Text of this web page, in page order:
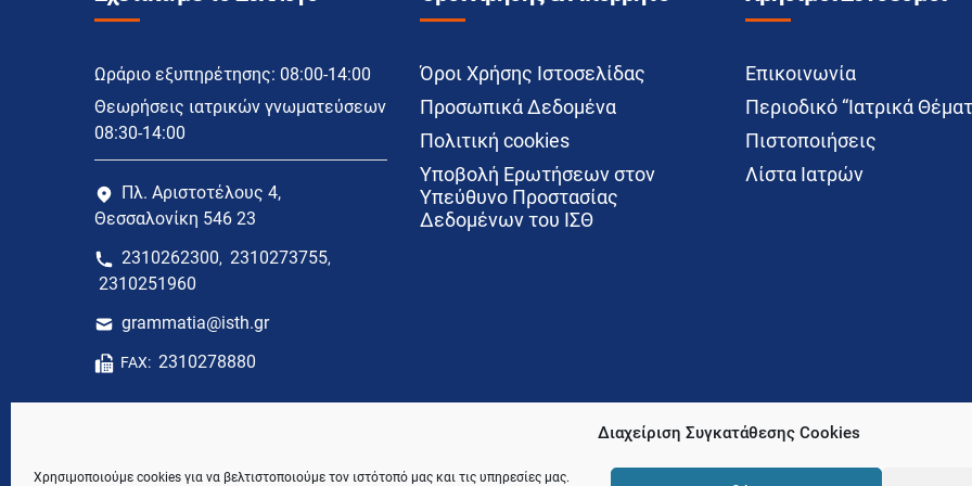
Διαχείριση Συγκατάθεσης Cookies
Χρησιμοποιούμε cookies για να βελτιστοποιούμε τον ιστότοπό μας και τις υπηρεσίες μας.
Ωράριο εξυπηρέτησης: 08:00-14:00
Θεωρήσεις ιατρικών γνωματεύσεων
08:30-14:00
Πλ. Αριστοτέλους 4,
Θεσσαλονίκη 546 23
2310262300, 2310273755,
2310251960
grammatia@isth.gr
FAX: 2310278880
Όροι Χρήσης Ιστοσελίδας
Προσωπικά Δεδομένα
Πολιτική cookies
Υποβολή Ερωτήσεων στον
Υπεύθυνο Προστασίας
Δεδομένων του ΙΣΘ
Επικοινωνία
Περιοδικό “Ιατρικά
Πιστοποιήσεις
Λίστα Ιατρών